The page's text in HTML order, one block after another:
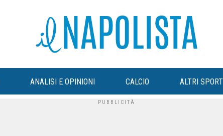
ANALISI E OPINIONI CALCIO ALTRI SPORT